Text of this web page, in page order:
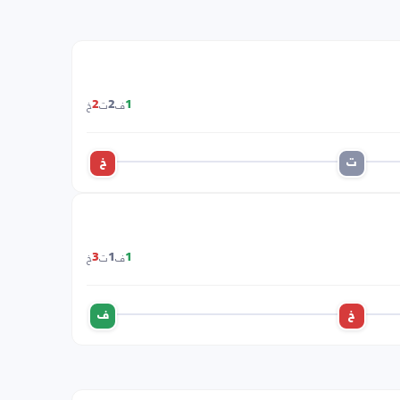
1ف2ت2خ
ت خ
1ف 1ت3خ
خ ف